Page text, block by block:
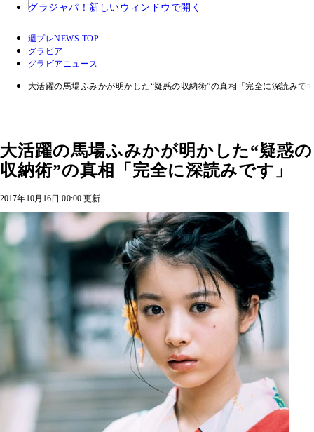
グラジャパ！ 新しいウィンドウで開く
週プレNEWS TOP
グラビア
グラビアニュース
大活躍の馬場ふみかが明かした“疑惑の収納術”の真相「完全に深読みで
大活躍の馬場ふみかが明かした“疑惑の
収納術”の真相「完全に深読みです」
2017年10月16日 00:00 更新